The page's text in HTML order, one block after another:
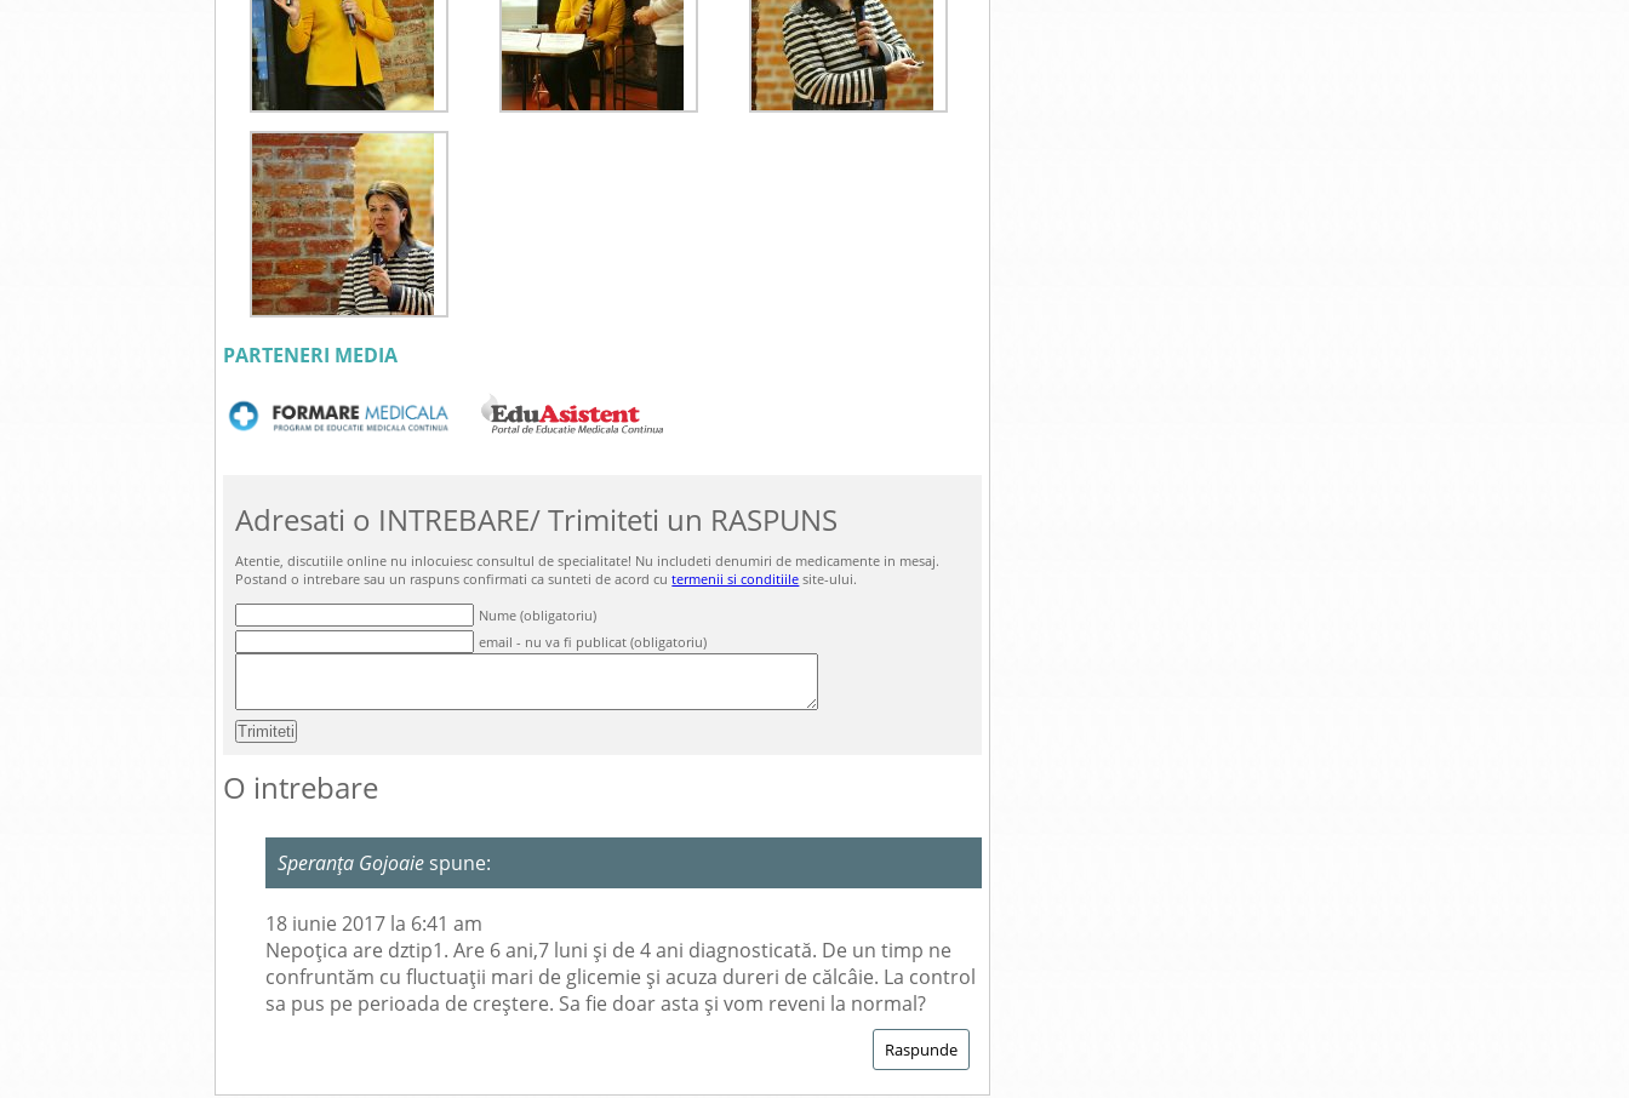
PARTENERI MEDIA
Adresati o INTREBARE/ Trimiteti un RASPUNS
Atentie, discutiile online nu inlocuiesc consultul de specialitate! Nu includeti denumiri de medicamente in mesaj.
Postand o intrebare sau un raspuns confirmati ca sunteti de acord cutermenii si conditiile site-ului.
Nume (obligatoriu)
email - nu va fi publicat (obligatoriu)
O intrebare
Speranța Gojoaie spune:
18 iunie 2017 la 6:41 am
Nepoțica are dztip1. Are 6 ani,7 luni și de 4 ani diagnosticată. De un timp ne
confruntăm cu fluctuații mari de glicemie și acuza dureri de călcâie. La control
sa pus pe perioada de creștere. Sa fie doar asta și vom reveni la normal?
Raspunde